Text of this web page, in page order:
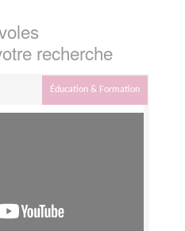
recherche
Éducation & Formation